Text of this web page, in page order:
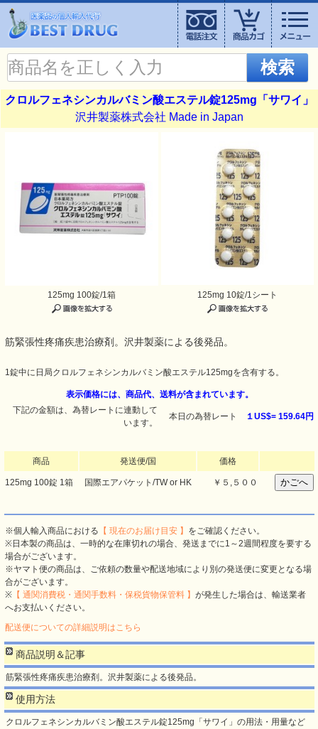
検索
クロルフェネシンカルバミン酸エステル錠125mg「サワイ」
沢井製薬株式会社 Made in Japan
125mg 100錠/1箱 125mg 10錠/1シート
筋緊張性疼痛疾患治療剤。沢井製薬による後発品。
1錠中に日局クロルフェネシンカルバミン酸エステル125mgを含有する。
表示価格には、商品代、送料が含まれています。
下記の金額は、為替レートに連動して
います。
本日の為替レート １US$= 159.64円
商品 発送便/国 価格
125mg 100錠 1箱 国際エアパケット/TW or HK ￥５,５００
※個人輸入商品における 【 現在のお届け目安 】 をご確認ください。
※日本製の商品は、一時的な在庫切れの場合、発送までに1～2週間程度を要する
場合がございます。
※ヤマト便の商品は、ご依頼の数量や配送地域により別の発送便に変更となる場
合がございます。
※ 【 通関消費税・通関手数料・保税貨物保管料 】 が発生した場合は、輸送業者
へお支払いください。
配送便についての詳細説明はこちら
商品説明＆記事
筋緊張性疼痛疾患治療剤。沢井製薬による後発品。
使用方法
クロルフェネシンカルバミン酸エステル錠125mg「サワイ」の用法・用量など